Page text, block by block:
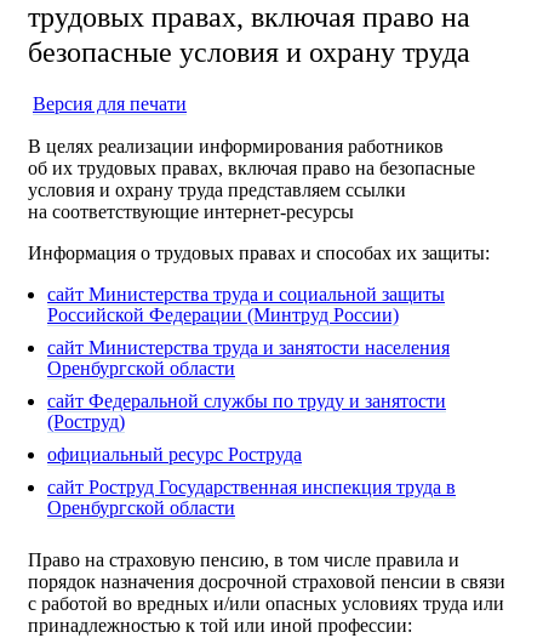
трудовых правах, включая право на
безопасные условия и охрану труда
Версия для печати
В целях реализации информирования работников
об их трудовых правах, включая право на безопасные
условия и охрану труда представляем ссылки
на соответствующие интернет-ресурсы
Информация о трудовых правах и способах их защиты:
сайт Министерства труда и социальной защиты
Российской Федерации (Минтруд России)
сайт Министерства труда и занятости населения
Оренбургской области
сайт Федеральной службы по труду и занятости
(Роструд)
официальный ресурс Роструда
сайт Роструд Государственная инспекция труда в
Оренбургской области
Право на страховую пенсию, в том числе правила и
порядок назначения досрочной страховой пенсии в связи
с работой во вредных и/или опасных условиях труда или
принадлежностью к той или иной профессии: